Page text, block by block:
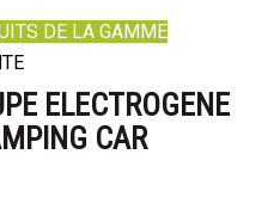
DE LA GAMME
ELECTROGENE
CAR